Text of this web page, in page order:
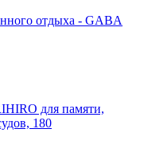
отдыха - GABA
для памяти,
180